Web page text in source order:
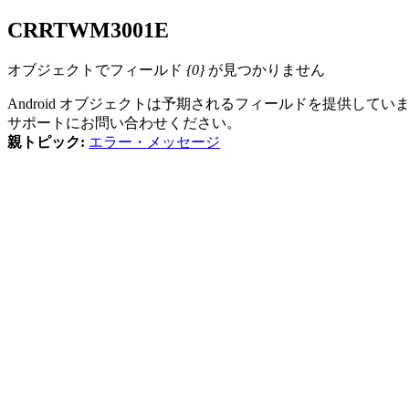
CRRTWM3001E
オブジェクトでフィールド {0}が見つかりません
Android オブジェクトは予期されるフィールドを提供してい
サポートにお問い合わせください。
親トピック: エラー・メッセージ